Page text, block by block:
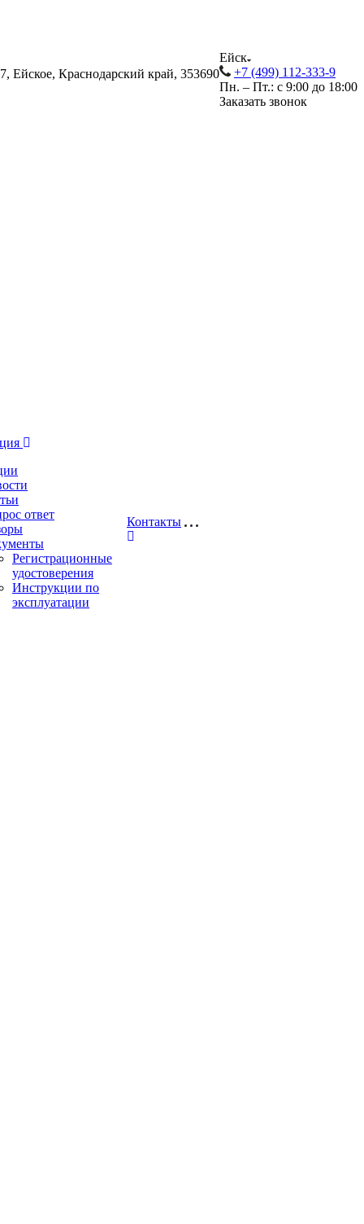
Ейск
+7 (499) 112-333-9
Пн. – Пт.: с 9:00 до 18:00
Заказать звонок
Ейское, Краснодарский край, 353690
ответ
Регистрационные
удостоверения
Инструкции по
эксплуатации
Контакты